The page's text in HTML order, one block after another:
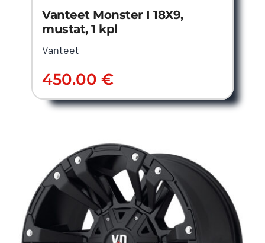
Vanteet Monster I 18X9,
mustat, 1 kpl
Vanteet
450.00€